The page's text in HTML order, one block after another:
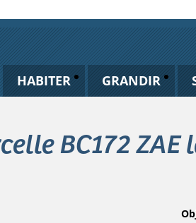
HABITER GRANDIR
BC172